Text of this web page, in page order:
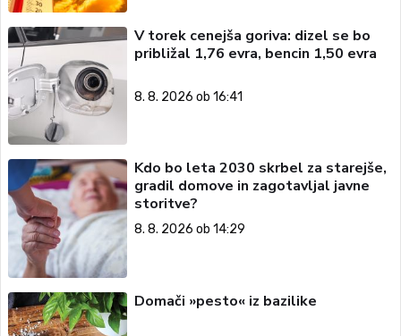
V torek cenejša goriva: dizel se bo
približal 1,76 evra, bencin 1,50 evra
8. 8. 2026 ob 16:41
Kdo bo leta 2030 skrbel za starejše,
gradil domove in zagotavljal javne
storitve?
8. 8. 2026 ob 14:29
Domači »pesto« iz bazilike